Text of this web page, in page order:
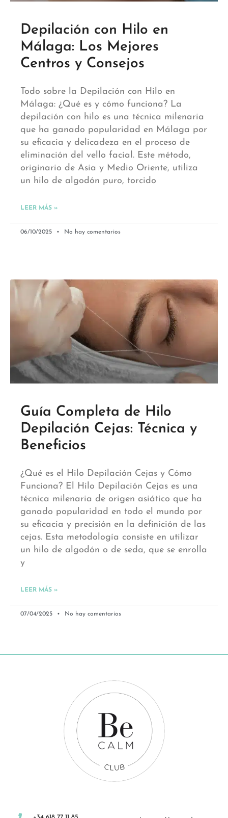
Depilación con Hilo en
Málaga: Los Mejores
Centros y Consejos
Todo sobre la Depilación con Hilo en
Málaga: ¿Qué es y cómo funciona? La
depilación con hilo es una técnica milenaria
que ha ganado popularidad en Málaga por
su eficacia y delicadeza en el proceso de
eliminación del vello facial. Este método,
originario de Asia y Medio Oriente, utiliza
un hilo de algodón puro, torcido
LEER MÁS »
06/10/2025 No hay comentarios
Guía Completa de Hilo
Depilación Cejas: Técnica y
Beneficios
¿Qué es el Hilo Depilación Cejas y Cómo
Funciona? El Hilo Depilación Cejas es una
técnica milenaria de origen asiático que ha
ganado popularidad en todo el mundo por
su eficacia y precisión en la definición de las
cejas. Esta metodología consiste en utilizar
un hilo de algodón o de seda, que se enrolla
y
LEER MÁS »
07/04/2025 No hay comentarios